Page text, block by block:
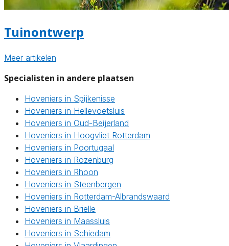
Tuinontwerp
Meer artikelen
Specialisten in andere plaatsen
Hoveniers in Spijkenisse
Hoveniers in Hellevoetsluis
Hoveniers in Oud-Beijerland
Hoveniers in Hoogvliet Rotterdam
Hoveniers in Poortugaal
Hoveniers in Rozenburg
Hoveniers in Rhoon
Hoveniers in Steenbergen
Hoveniers in Rotterdam-Albrandswaard
Hoveniers in Brielle
Hoveniers in Maassluis
Hoveniers in Schiedam